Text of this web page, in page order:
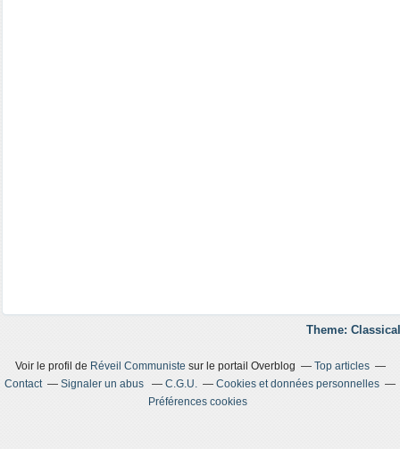
Theme:
Voir le profil de Réveil Communiste sur le portail Overblog
Top articles
Contact
Signaler un abus C.G.U.
Cookies et données personnelles
Préférences cookies